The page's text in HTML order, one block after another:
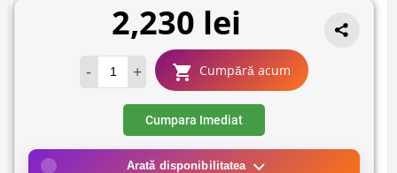
2,230 lei
- + Cumpără acum
Cumpara Imediat
Arată disponibilitatea